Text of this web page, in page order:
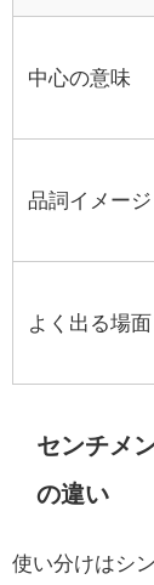
中心の意味
品詞イメージ
よく出る場面
センチメ
の違い
使い分けはシ